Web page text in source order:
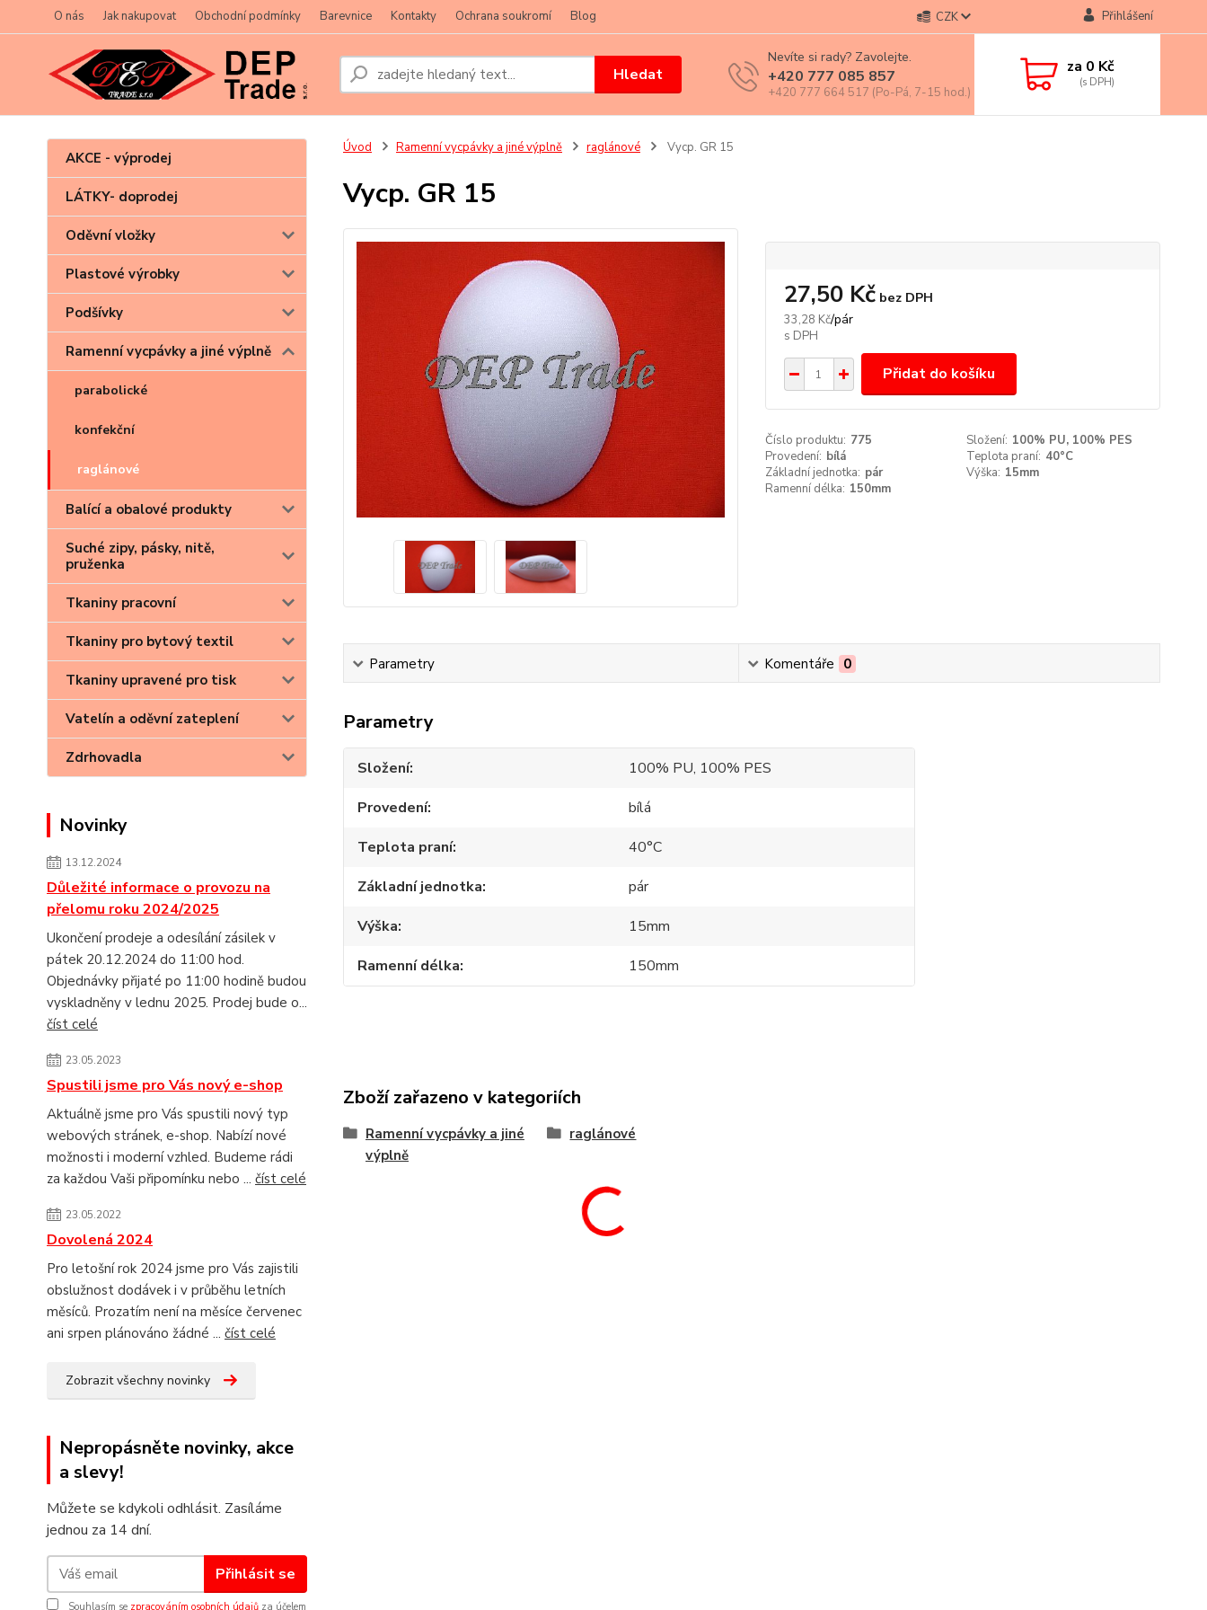
O nás Jak nakupovat Obchodní podmínky Barevnice Kontakty Ochrana soukromí Blog CZK Přihlášení
Hledat
Nevíte si rady? Zavolejte.
+420 777 085 857
+420 777 664 517 (Po-Pá, 7-15 hod.)
za 0 Kč
AKCE - výprodej
LÁTKY- doprodej
Oděvní vložky
Plastové výrobky
Podšívky
Ramenní vycpávky a jiné výplně
parabolické
konfekční
raglánové
Balící a obalové produkty
Suché zipy, pásky, nitě,
pruženka
Tkaniny pracovní
Tkaniny pro bytový textil
Tkaniny upravené pro tisk
Vatelín a oděvní zateplení
Zdrhovadla
Novinky
13.12.2024
Důležité informace o provozu na
přelomu roku 2024/2025
Ukončení prodeje a odesílání zásilek v
pátek 20.12.2024 do 11:00 hod.
Objednávky přijaté po 11:00 hodině budou
vyskladněny v lednu 2025. Prodej bude o...
číst celé
23.05.2023
Spustili jsme pro Vás nový e-shop
Aktuálně jsme pro Vás spustili nový typ
webových stránek, e-shop. Nabízí nové
možnosti i moderní vzhled. Budeme rádi
za každou Vaši připomínku nebo ... číst celé
23.05.2022
Dovolená 2024
Pro letošní rok 2024 jsme pro Vás zajistili
obslužnost dodávek i v průběhu letních
měsíců. Prozatím není na měsíce červenec
ani srpen plánováno žádné ... číst celé
Zobrazit všechny novinky
Nepropásněte novinky, akce
a slevy!
Můžete se kdykoli odhlásit. Zasíláme
jednou za 14 dní.
Přihlásit se
Souhlasím se zpracováním osobních údajů za účelem
Úvod Ramenní vycpávky a jiné výplně raglánové Vycp. GR 15
Vycp. GR 15
33,28 Kč/pár
27,50 Kč bez DPH
Přidat do košíku
Číslo produktu: 775 Složení: 100% PU, 100% PES
Provedení: bílá Teplota praní: 40°C
Základní jednotka: pár Výška: 15mm
Ramenní délka: 150mm
Parametry Komentáře 0
Parametry
Složení
100% PU, 100% PES
Provedení
bílá
Teplota praní
40°C
Základní jednotka
pár
Výška
15mm
Ramenní délka
150mm
Zboží zařazeno v kategoriích
Ramenní vycpávky a jiné
výplně
raglánové